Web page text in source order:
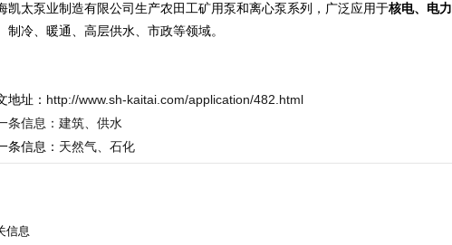
凯太泵业制造有限公司生产农田工矿用泵和离心泵系列，广泛应用于核电、电力
制冷、暖通、高层供水、市政等领域。
地址： http://www.sh-kaitai.com/application/482.html
条信息： 建筑、供水
条信息： 天然气、石化
信息